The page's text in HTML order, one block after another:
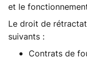
et le
Le droit de
suivants :
Contrats de